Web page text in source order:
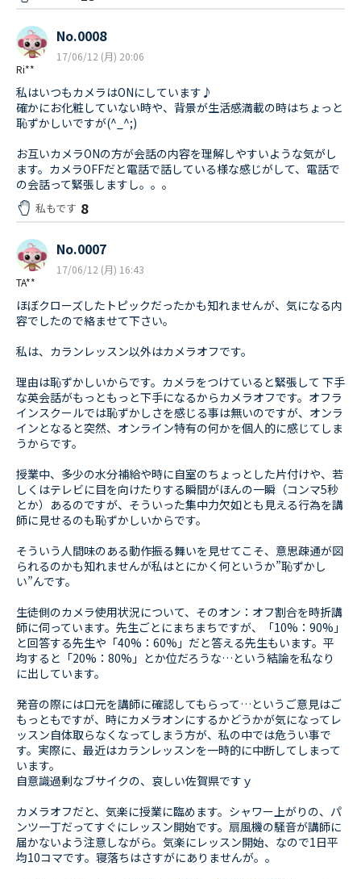
Ri**
No.0008
17/06/12 (月) 20:06
私はいつもカメラはONにしています♪
確かにお化粧していない時や、背景が生活感満載の時はちょっと
恥ずかしいですが(^_^;)
お互いカメラONの方が会話の内容を理解しやすいような気がし
ます。カメラOFFだと電話で話している様な感じがして、電話で
の会話って緊張しますし。。。
私もです 8
TA**
No.0007
17/06/12 (月) 16:43
ほぼクローズしたトピックだったかも知れませんが、気になる内
容でしたので絡ませて下さい。
私は、カランレッスン以外はカメラオフです。
理由は恥ずかしいからです。カメラをつけていると緊張して 下手
な英会話がもっともっと下手になるからカメラオフです。オフラ
インスクールでは恥ずかしさを感じる事は無いのですが、オンラ
インとなると突然、オンライン特有の何かを個人的に感じてしま
うからです。
授業中、多少の水分補給や時に自室のちょっとした片付けや、若
しくはテレビに目を向けたりする瞬間がほんの一瞬（コンマ5秒
とか）あるのですが、そういった集中力欠如とも見える行為を講
師に見せるのも恥ずかしいからです。
そういう人間味のある動作振る舞いを見せてこそ、意思疎通が図
られるのかも知れませんが私はとにかく何というか”恥ずかし
い”んです。
生徒側のカメラ使用状況について、そのオン：オフ割合を時折講
師に伺っています。先生ごとにまちまちですが、「10%：90%」
と回答する先生や「40%：60%」だと答える先生もいます。平
均すると「20%：80%」とか位だろうな…という結論を私なり
に出しています。
発音の際には口元を講師に確認してもらって…というご意見はご
もっともですが、時にカメラオンにするかどうかが気になってレ
ッスン自体取らなくなってしまう方が、私の中では危うい事で
す。実際に、最近はカランレッスンを一時的に中断してしまって
います。
自意識過剰なブサイクの、哀しい佐賀県ですｙ
カメラオフだと、気楽に授業に臨めます。シャワー上がりの、パ
ンツ一丁だってすぐにレッスン開始です。扇風機の騒音が講師に
届かないよう注意しながら。気楽にレッスン開始、なので1日平
均10コマです。寝落ちはさすがにありませんが。。